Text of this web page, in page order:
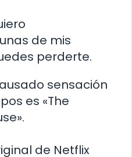
de mis
perderte.
sensación
es «The
de Netflix